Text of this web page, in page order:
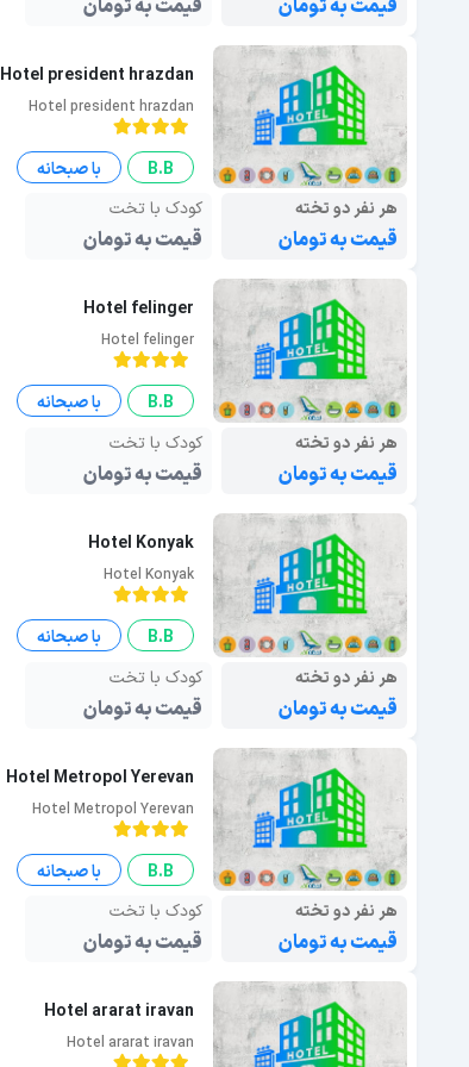
قیمت به تومان قیمت به تومان
Hotel president hrazdan
Hotel president hrazdan
B.B
با صبحانه
هر نفر دو تخته
قیمت به تومان
کودک با تخت
قیمت به تومان
Hotel felinger
Hotel felinger
B.B
با صبحانه
هر نفر دو تخته
قیمت به تومان
کودک با تخت
قیمت به تومان
Hotel Konyak
Hotel Konyak
B.B
با صبحانه
هر نفر دو تخته
قیمت به تومان
کودک با تخت
قیمت به تومان
Hotel Metropol Yerevan
Hotel Metropol Yerevan
B.B
با صبحانه
هر نفر دو تخته
قیمت به تومان
کودک با تخت
قیمت به تومان
Hotel ararat iravan
Hotel ararat iravan